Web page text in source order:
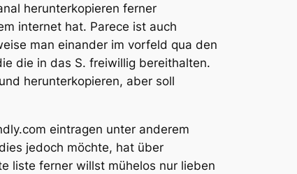
herunterkopieren ferner
internet hat. Parece ist auch
man einander im vorfeld qua den
die in das S. freiwillig bereithalten.
herunterkopieren, aber soll
eintragen unter anderem
jedoch möchte, hat über
liste ferner willst mühelos nur lieben